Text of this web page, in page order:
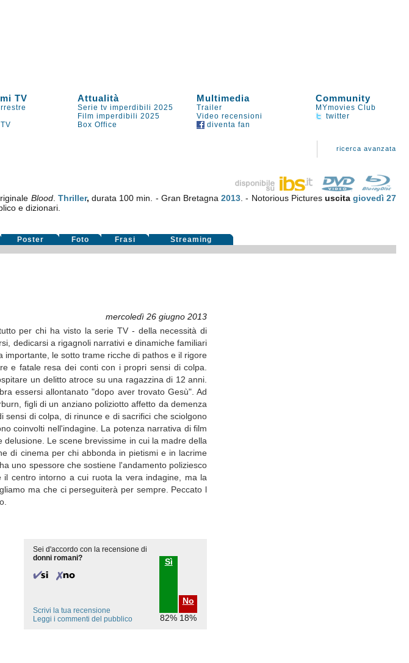
TV Attualità Multimedia Community
Serie tv imperdibili 2025 Trailer
MYmovies Club
Film imperdibili 2025 Video recensioni
twitter
Box Office diventa fan
ricerca avanzata
Blood. Thriller, durata 100 min. - Gran Bretagna2013 . - Notorious Pictures uscitagiovedì 27
e dizionari.
Poster Foto Frasi Streaming
mercoledì 26 giugno 2013
per chi ha visto la serie TV - della necessità di
dedicarsi a rigagnoli narrativi e dinamiche familiari
le sotto trame ricche di pathos e il rigore
e fatale resa dei conti con i propri sensi di colpa.
un delitto atroce su una ragazzina di 12 anni.
essersi allontanato "dopo aver trovato Gesù". Ad
figli di un anziano poliziotto affetto da demenza
di colpa, di rinunce e di sacrifici che sciolgono
coinvolti nell'indagine. La potenza narrativa di film
Le scene brevissime in cui la madre della
di cinema per chi abbonda in pietismi e in lacrime
uno spessore che sostiene l'andamento poliziesco
centro intorno a cui ruota la vera indagine, ma la
ma che ci perseguiterà per sempre. Peccato l
Sei d'accordo con la recensione di
donni romani?
Sì
82%
No
18%
Scrivi la tua recensione
Leggi i commenti del pubblico